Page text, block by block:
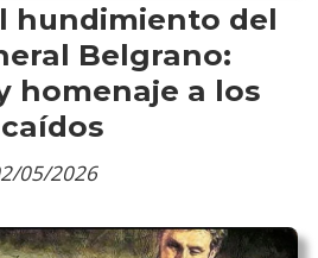
hundimiento del
Belgrano:
homenaje a los
caídos
05/2026